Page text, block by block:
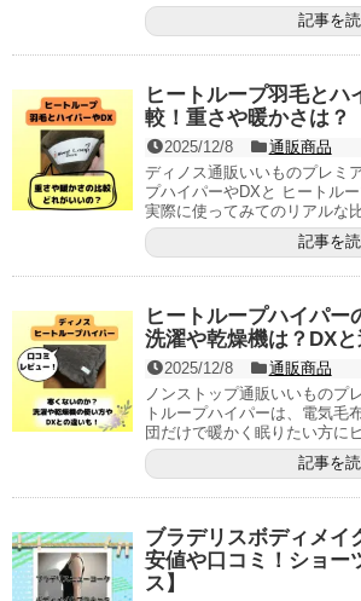
記事を
ヒートループ羽毛とハ
較！重さや暖かさは？
2025/12/8
通販商品
ディノス通販いいものプレミ
プハイパーやDXと ヒートル
実際に使ってみてのリアルな
記事を
ヒートループハイパー
洗濯や乾燥機は？DXと
2025/12/8
通販商品
ノンストップ通販いいものプ
トループハイパーは、電気毛
団だけで暖かく眠りたい方に
記事を
ブラデリスボディメイ
安値や口コミ！ショー
ス】